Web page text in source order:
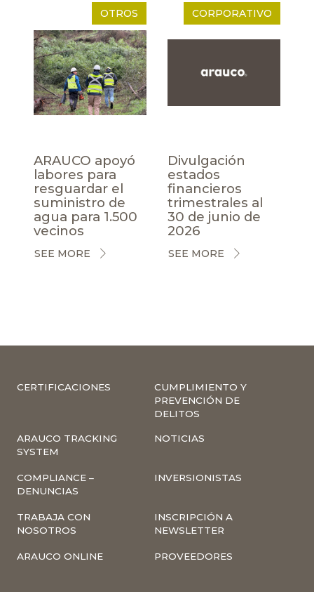
OTROS
ARAUCO apoyó
labores para
resguardar el
suministro de
agua para 1.500
vecinos
SEE MORE
CORPORATIVO
Divulgación
estados
financieros
trimestrales al
30 de junio de
2026
SEE MORE
CERTIFICACIONES
CUMPLIMIENTO Y
PREVENCIÓN DE
DELITOS
ARAUCO TRACKING
SYSTEM
NOTICIAS
COMPLIANCE –
DENUNCIAS
INVERSIONISTAS
TRABAJA CON
NOSOTROS
INSCRIPCIÓN A
NEWSLETTER
ARAUCO ONLINE PROVEEDORES